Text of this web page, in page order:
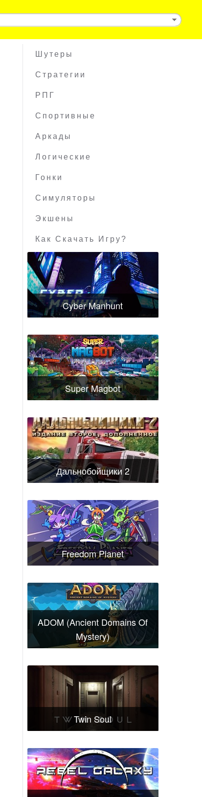
Шутеры
Стратегии
РПГ
Спортивные
Аркады
Логические
Гонки
Симуляторы
Экшены
Как Скачать Игру?
Cyber Manhunt
Super Magbot
Дальнобойщики 2
Freedom Planet
ADOM (Ancient Domains Of
Mystery)
Twin Soul